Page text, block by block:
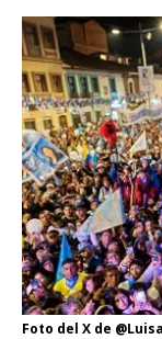
Foto del X de